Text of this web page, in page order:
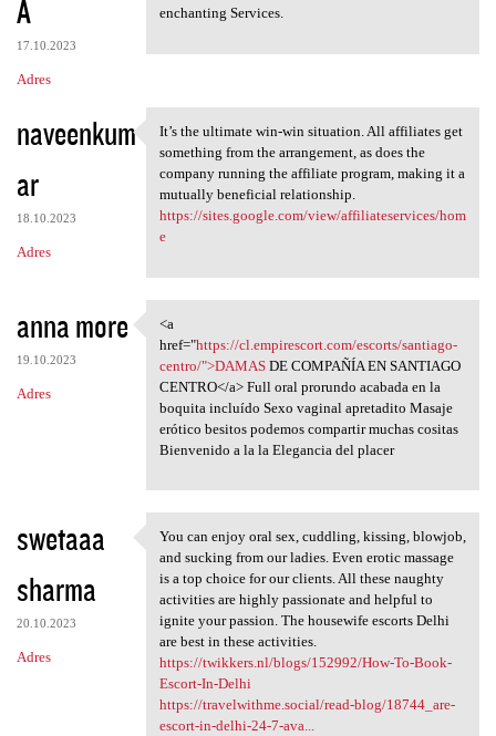
A
17.10.2023
Adres
enchanting Services.
naveenkum
ar
18.10.2023
Adres
It’s the ultimate win-win
It’s the ultimate win-win situation. All affiliates get
something from the arrangement, as does the
company running the affiliate program, making it a
mutually beneficial relationship.
https://sites.google.com/view/affiliateservices/hom
e
anna more
19.10.2023
Adres
<a href="https://cl
<a
href="https://cl.empirescort.com/escorts/santiago-
centro/">DAMASDE COMPAÑÍA EN SANTIAGO
CENTRO</a> Full oral prorundo acabada en la
boquita incluído Sexo vaginal apretadito Masaje
erótico besitos podemos compartir muchas cositas
Bienvenido a la la Elegancia del placer
swetaaa
sharma
20.10.2023
Adres
You can enjoy oral sex,
You can enjoy oral sex, cuddling, kissing, blowjob,
and sucking from our ladies. Even erotic massage
is a top choice for our clients. All these naughty
activities are highly passionate and helpful to
ignite your passion. The housewife escorts Delhi
are best in these activities.
https://twikkers.nl/blogs/152992/How-To-Book-
Escort-In-Delhi
https://travelwithme.social/read-blog/18744_are-
escort-in-delhi-24-7-ava...